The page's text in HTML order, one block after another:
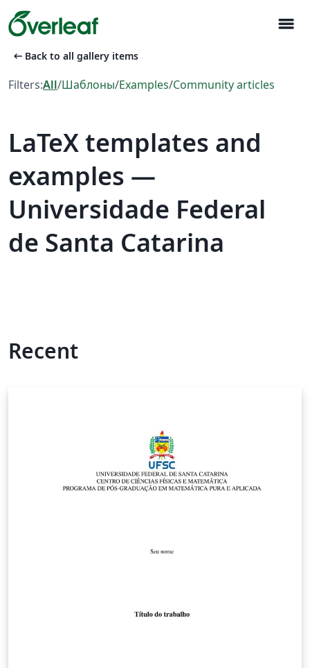
menu
arrow_left_alt Back to all gallery items
Filters:All/Шаблоны/Examples/Community articles
LaTeX templates and
examples —
Universidade Federal
de Santa Catarina
Recent